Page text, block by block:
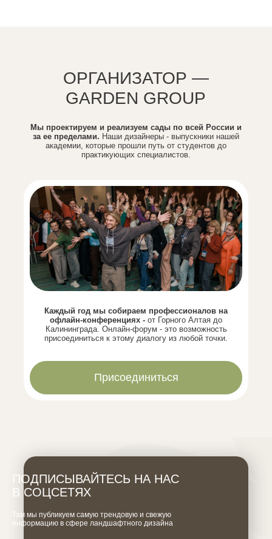
ОРГАНИЗАТОР —
GARDEN GROUP
Мы проектируем и реализуем сады по всей России и
за ее пределами. Наши дизайнеры - выпускники нашей
академии, которые прошли путь от студентов до
практикующих специалистов.
Каждый год мы собираем профессионалов на
офлайн-конференциях - от Горного Алтая до
Калининграда. Онлайн-форум - это возможность
присоединиться к этому диалогу из любой точки.
Присоединиться
ПОДПИСЫВАЙТЕСЬ НА НАС
В СОЦСЕТЯХ
Там мы публикуем самую трендовую и свежую
информацию в сфере ландшафтного дизайна